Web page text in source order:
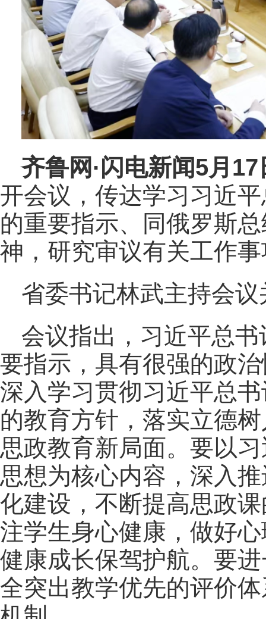
齐鲁网 ·闪电新闻5月17
开会议，传达学习习近
的重要指示、同俄罗斯
神，研究审议有关工作
省委书记林武主持会
会议指出，习近平总
要指示，具有很强的政
深入学习贯彻习近平总
的教育方针，落实立德
思政教育新局面。要以
思想为核心内容，深入
化建设，不断提高思政
注学生身心健康，做好
健康成长保驾护航。要
全突出教学优先的评价